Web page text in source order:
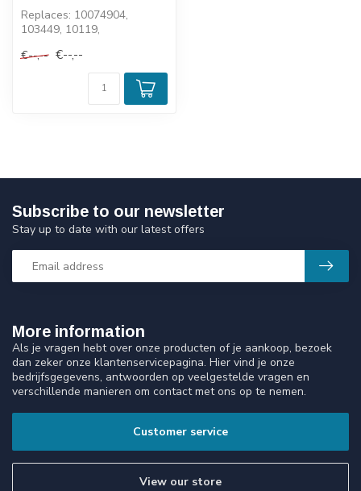
Replaces: 10074904,
103449, 10119,
€--,-- €--,--
More information
Als je vragen hebt over onze producten of je aankoop, bezoek
dan zeker onze klantenservicepagina. Hier vind je onze
bedrijfsgegevens, antwoorden op veelgestelde vragen en
verschillende manieren om contact met ons op te nemen.
Customer service
View our store
Subscribe to our newsletter
Stay up to date with our latest offers